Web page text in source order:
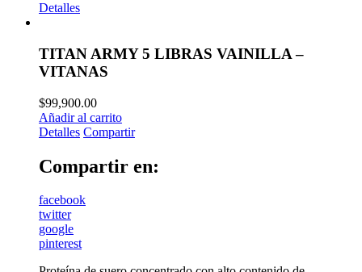
Detalles
TITAN ARMY 5 LIBRAS VAINILLA –
VITANAS
$99,900.00
Añadir al carrito
Detalles Compartir
Compartir en:
facebook
twitter
google
pinterest